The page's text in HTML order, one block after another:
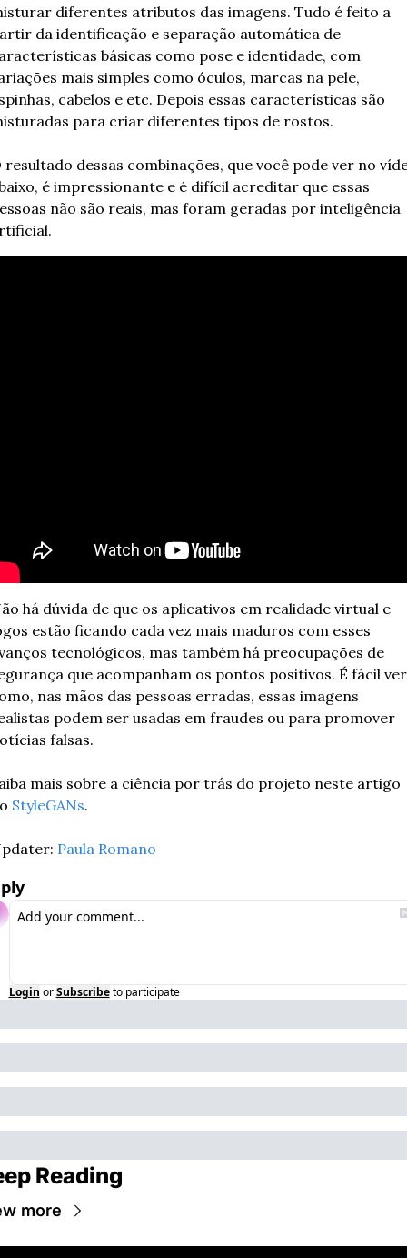
diferentes atributos das imagens. Tudo é feito a
da identificação e separação automática de
básicas como pose e identidade, com
mais simples como óculos, marcas na pele,
cabelos e etc. Depois essas características são
para criar diferentes tipos de rostos.
resultado dessas combinações, que você pode ver no
é impressionante e é difícil acreditar que essas
não são reais, mas foram geradas por inteligência
há dúvida de que os aplicativos em realidade virtual e
estão ficando cada vez mais maduros com esses
tecnológicos, mas também há preocupações de
que acompanham os pontos positivos. É fácil ver
nas mãos das pessoas erradas, essas imagens
podem ser usadas em fraudes ou para promover
falsas.
mais sobre a ciência por trás do projeto neste artigo
StyleGANs.
Paula Romano
Login or Subscribe to participate
Reading
more